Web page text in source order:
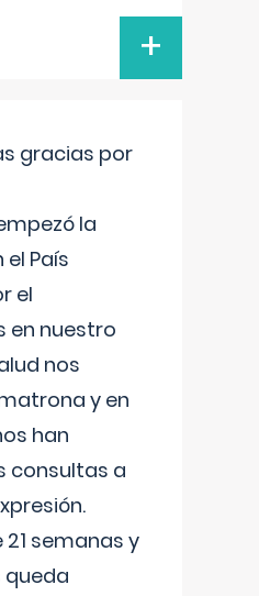
+
gracias por
la
País
el
en nuestro
nos
y en
han
consultas a
semanas y
queda